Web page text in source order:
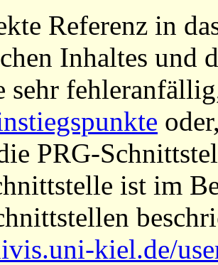
Referenz in
Inhaltes und
sehr
PRG-
ist im
kiel.de/